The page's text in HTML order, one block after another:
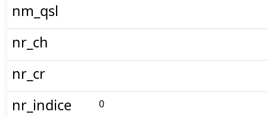
nm_qsl
nr_ch
nr_cr
nr_indice
0